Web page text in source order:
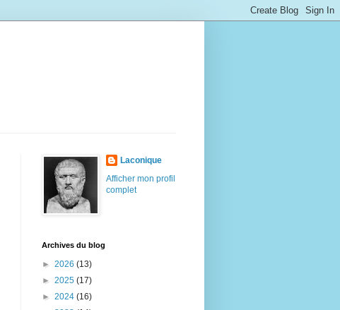
Laconique
Afficher mon profil
complet
Archives du blog
► 2026 (13)
► 2025 (17)
► 2024 (16)